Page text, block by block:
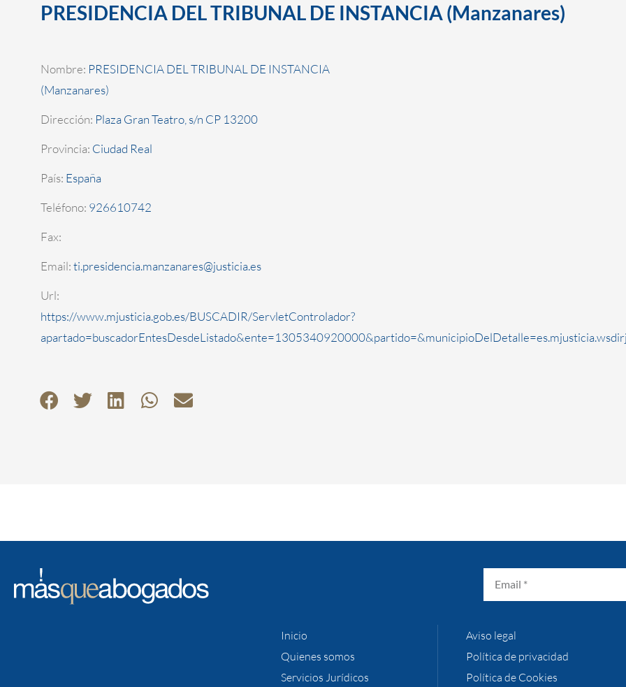
PRESIDENCIA DEL TRIBUNAL DE INSTANCIA (Manzanares)
Nombre: PRESIDENCIA DEL TRIBUNAL DE INSTANCIA
(Manzanares)
Dirección: Plaza Gran Teatro, s/n CP 13200
Provincia: Ciudad Real
País: España
Teléfono: 926610742
Fax:
Email:ti.presidencia.manzanares@justicia.es
Url:
https://www.mjusticia.gob.es/BUSCADIR/ServletControlador?
Inicio
Quienes somos
Servicios Jurídicos
Aviso legal
Política de privacidad
Política de Cookies